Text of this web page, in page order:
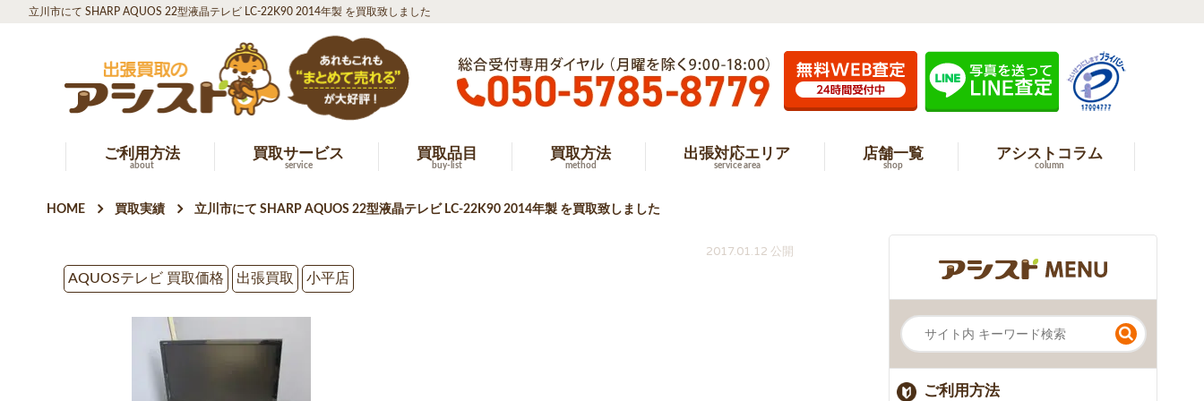
立川市にて SHARP AQUOS 22型液晶テレビ LC-22K90 2014年製 を買取致しました
ご利用方法
about
買取サービス
service
買取品目
buy-list
買取方法
method
出張対応エリア
service area
店舗一覧
shop
アシストコラム
column
HOME 買取実績 立川市にて SHARP AQUOS 22型液晶テレビ LC-22K90 2014年製 を買取致しました
2017.01.12 公開
AQUOSテレビ 買取価格
出張買取 小平店
ご利用方法